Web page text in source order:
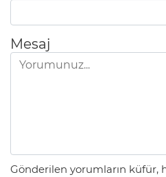
Mesaj
Gönderilen yorumların küfür,